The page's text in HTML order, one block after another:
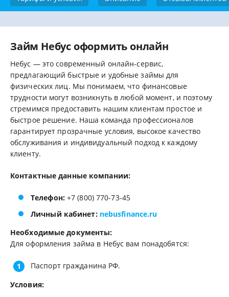
Займ Небус оформить онлайн
Небус — это современный онлайн-сервис,
предлагающий быстрые и удобные займы для
физических лиц. Мы понимаем, что финансовые
трудности могут возникнуть в любой момент, и поэтому
стремимся предоставить нашим клиентам простое и
быстрое решение. Наша команда профессионалов
гарантирует прозрачные условия, высокое качество
обслуживания и индивидуальный подход к каждому
клиенту.
Контактные данные компании:
Телефон:+7 (800) 770-73-45
Личный кабинет: nebusfinance.ru
Необходимые документы:
Для оформления займа в Небус вам понадобятся:
Паспорт гражданина РФ.
Условия: